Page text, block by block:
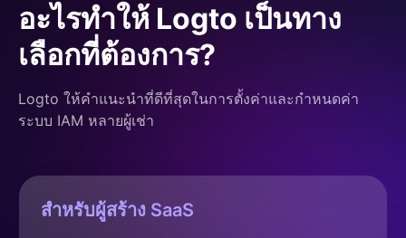
อะไรทำให้ Logto เป็นทาง
เลือกที่ต้องการ?
Logto ให้คำแนะนำที่ดีที่สุดในการตั้งค่าและกำหนดค่า
ระบบ IAM หลายผู้เช่า
สำหรับผู้สร้าง SaaS